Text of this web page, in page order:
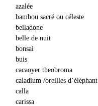
azalée
bambou sacré ou céleste
belladone
belle de nuit
bonsai
buis
cacaoyer theobroma
caladium /oreilles d’éléphant
calla
carissa